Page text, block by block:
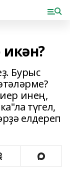
Бурыс
инең,
түгел,
елдереп